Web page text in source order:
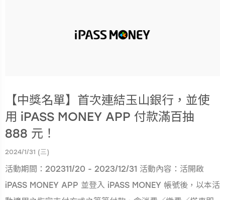
【中獎名單】首次連結玉山銀行，並使
用 iPASS MONEY APP 付款滿百抽
888 元！
2024/1/31 (三)
活動期間：202311/20 - 2023/12/31 活動內容：活開啟
iPASS MONEY APP 並登入 iPASS MONEY 帳號後，以本活